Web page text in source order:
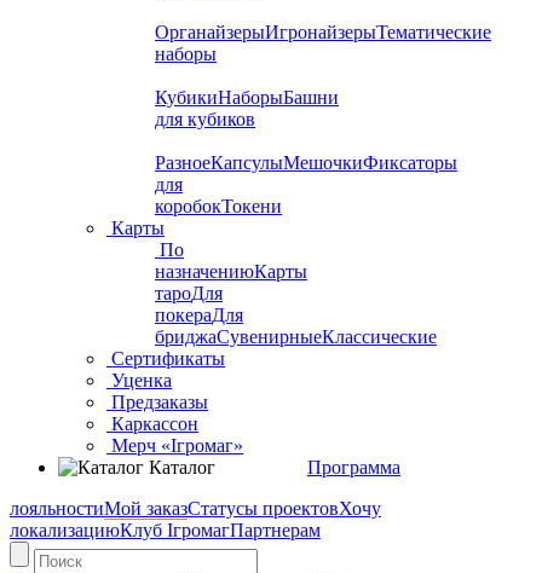
ОрганайзерыИгронайзерыТематические
наборы
КубикиНаборыБашни
для кубиков
РазноеКапсулыМешочкиФиксаторы
для
коробокТокени
Карты
По
назначениюКарты
тароДля
покераДля
бриджаСувенирныеКлассические
Сертификаты
Уценка
Предзаказы
Каркассон
Мерч «Ігромаг»
Каталог
Программа
лояльностиМой заказСтатусы проектовХочу
локализациюКлуб ІгромагПартнерам